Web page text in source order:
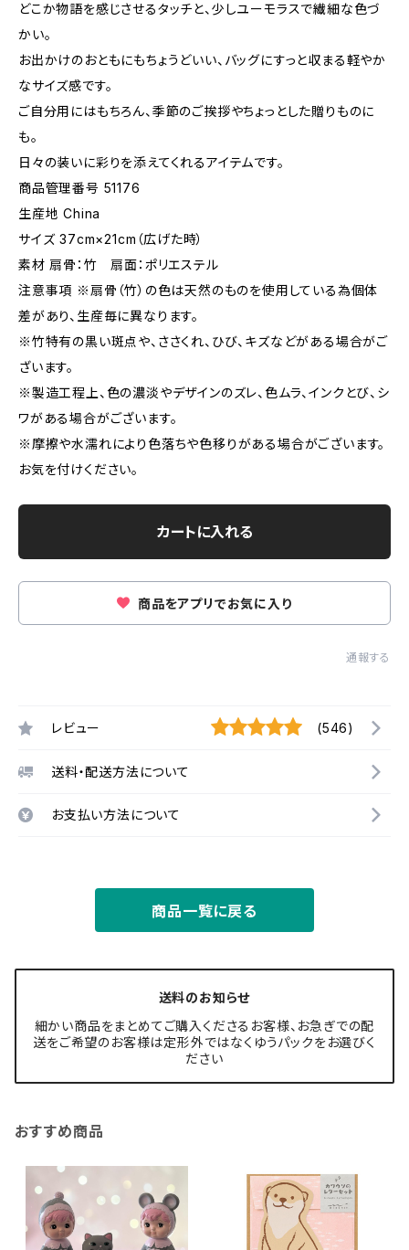
どこか物語を感じさせるタッチと、少しユーモラスで繊細な色づ
かい。
お出かけのおともにもちょうどいい、バッグにすっと収まる軽やか
なサイズ感です。
ご自分用にはもちろん、季節のご挨拶やちょっとした贈りものに
も。
日々の装いに彩りを添えてくれるアイテムです。
商品管理番号 51176
生産地 China
サイズ 37cm×21cm（広げた時）
素材 扇骨：竹 扇面：ポリエステル
注意事項 ※扇骨（竹）の色は天然のものを使用している為個体
差があり、生産毎に異なります。
※竹特有の黒い斑点や、ささくれ、ひび、キズなどがある場合がご
ざいます。
※製造工程上、色の濃淡やデザインのズレ、色ムラ、インクとび、シ
ワがある場合がございます。
※摩擦や水濡れにより色落ちや色移りがある場合がございます。
お気を付けください。
カートに入れる
商品をアプリでお気に入り
通報する
レビュー (546)
送料・配送方法について
お支払い方法について
商品一覧に戻る
送料のお知らせ
細かい商品をまとめてご購入くださるお客様、お急ぎでの配
送をご希望のお客様は定形外ではなくゆうパックをお選びく
ださい
おすすめ商品